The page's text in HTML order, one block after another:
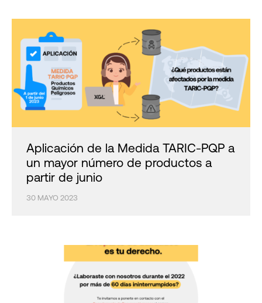
Aplicación de la Medida TARIC-PQP a
un mayor número de productos a
partir de junio
30 MAYO 2023